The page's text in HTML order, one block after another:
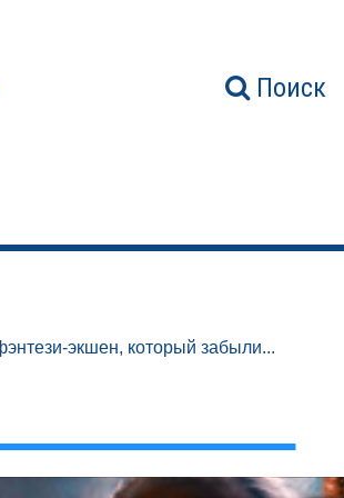
Поиск
экшен, который забыли...